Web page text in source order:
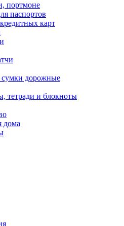
портмоне
паспортов
карт
дорожные
тетради и блокноты
дома